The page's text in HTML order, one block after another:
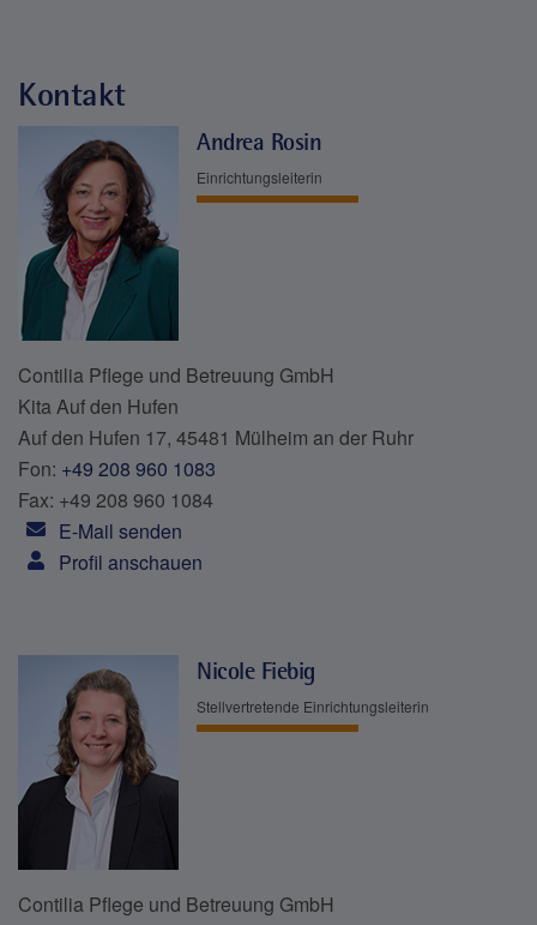
Kontakt
Andrea Rosin
Einrichtungsleiterin
Contilia Pflege und Betreuung GmbH
Kita Auf den Hufen
Auf den Hufen 17, 45481 Mülheim an der Ruhr
Fon: +49 208 960 1083
Fax: +49 208 960 1084
E-Mail senden
Profil anschauen
Nicole Fiebig
Stellvertretende Einrichtungsleiterin
Contilia Pflege und Betreuung GmbH